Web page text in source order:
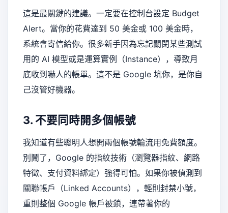
這是最關鍵的建議。一定要在控制台設定 Budget
Alert。當你的花費達到 50 美金或 100 美金時，
系統會寄信給你。很多新手因為忘記關閉某些測試
用的 AI 模型或是運算實例（Instance），導致月
底收到嚇人的帳單。這不是 Google 坑你，是你自
己沒管好機器。
3. 不要同時開多個帳號
我知道有些聰明人想開兩個帳號輪流用免費額度。
別鬧了，Google 的指紋技術（瀏覽器指紋、網路
特徵、支付資料綁定）強得可怕。如果你被偵測到
關聯帳戶（Linked Accounts），輕則封禁小號，
重則整個 Google 帳戶被鎖，連帶著你的